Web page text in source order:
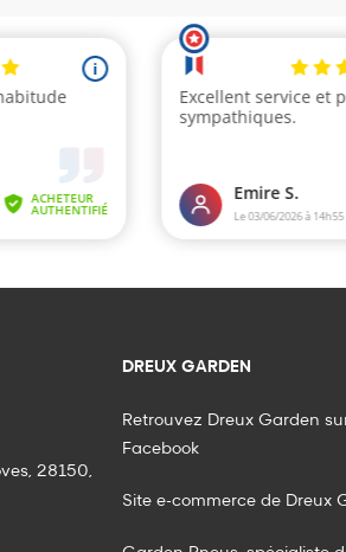
28150,
DREUX GARDEN
Retrouvez Dreux Garden
Facebook
Site e-commerce de Dreux